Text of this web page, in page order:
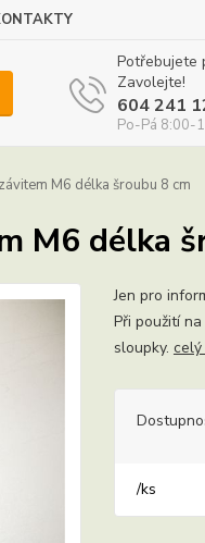
Potřebujete
Zavolejte!
604 241
Po-Pá 8:00-
M6 délka šroubu 8 cm
M6 délka
Jen pro
Při použití
sloupky. celý
/ks